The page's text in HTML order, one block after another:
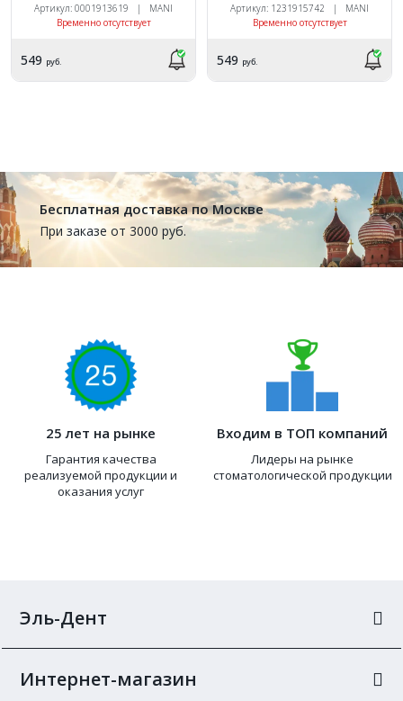
Артикул: 0001913619 | MANI
Временно отсутствует
549 руб.
Артикул: 1231915742 | MANI
Временно отсутствует
549 руб.
Бесплатная доставка по Москве
При заказе от 3000 руб.
25 лет на рынке
Гарантия качества
реализуемой продукции и
оказания услуг
Входим в ТОП компаний
Лидеры на рынке
стоматологической продукции
Эль-Дент
Интернет-магазин